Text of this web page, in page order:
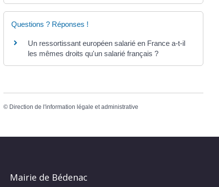
Questions ? Réponses !
Un ressortissant européen salarié en France a-t-il
les mêmes droits qu'un salarié français ?
© Direction de l'information légale et administrative
Mairie de Bédenac